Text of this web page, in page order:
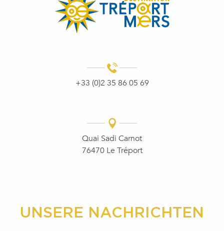
+33 (0)2 35 86 05 69
Quai Sadi Carnot
76470 Le Tréport
UNSERE NACHRICHTEN